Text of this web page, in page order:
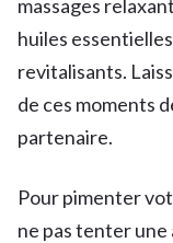
massages
huiles
revitalisants.
de ces moments
partenaire.
Pour pimenter
ne pas tenter